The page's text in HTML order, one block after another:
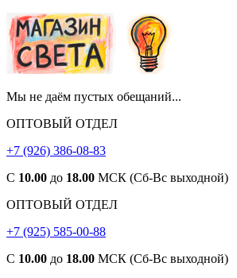
Мы не даём пустых обещаний...
ОПТОВЫЙ ОТДЕЛ
+7 (926) 386-08-83
С 10.00 до 18.00 МСК (Сб-Вс выходной)
ОПТОВЫЙ ОТДЕЛ
+7 (925) 585-00-88
С 10.00 до 18.00 МСК (Сб-Вс выходной)